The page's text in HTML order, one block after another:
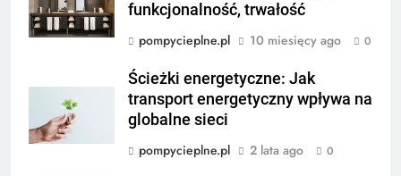
funkcjonalność, trwałość
pompycieplne.pl
10 miesięcy ago 0
Ścieżki energetyczne: Jak
transport energetyczny wpływa na
globalne sieci
pompycieplne.pl
2 lata ago 0